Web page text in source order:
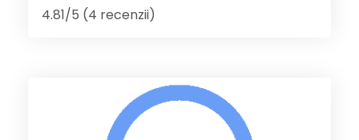
4.81/5 (4 recenzii)